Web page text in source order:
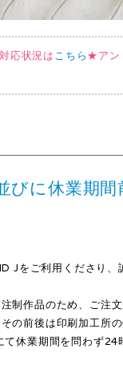
応状況はこちら★アン
びに休業期
Jをご利用くださり、
制作品のため、ご注
の前後は印刷加工所
休業期間を問わず24